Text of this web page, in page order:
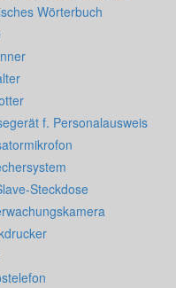
Wörterbuch
f. Personalausweis
Steckdose